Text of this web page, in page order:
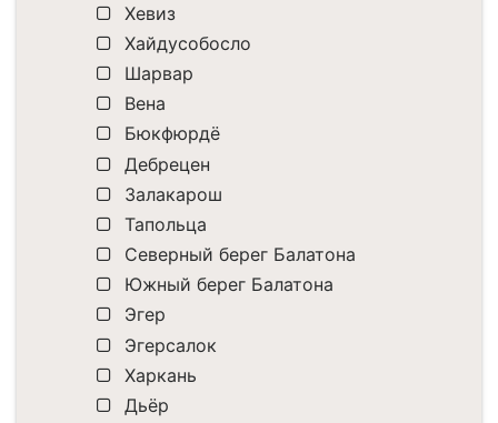
Хевиз
Хайдусобосло
Шарвар
Вена
Бюкфюрдё
Дебрецен
Залакарош
Тапольца
Северный берег Балатона
Южный берег Балатона
Эгер
Эгерсалок
Харкань
Дьёр